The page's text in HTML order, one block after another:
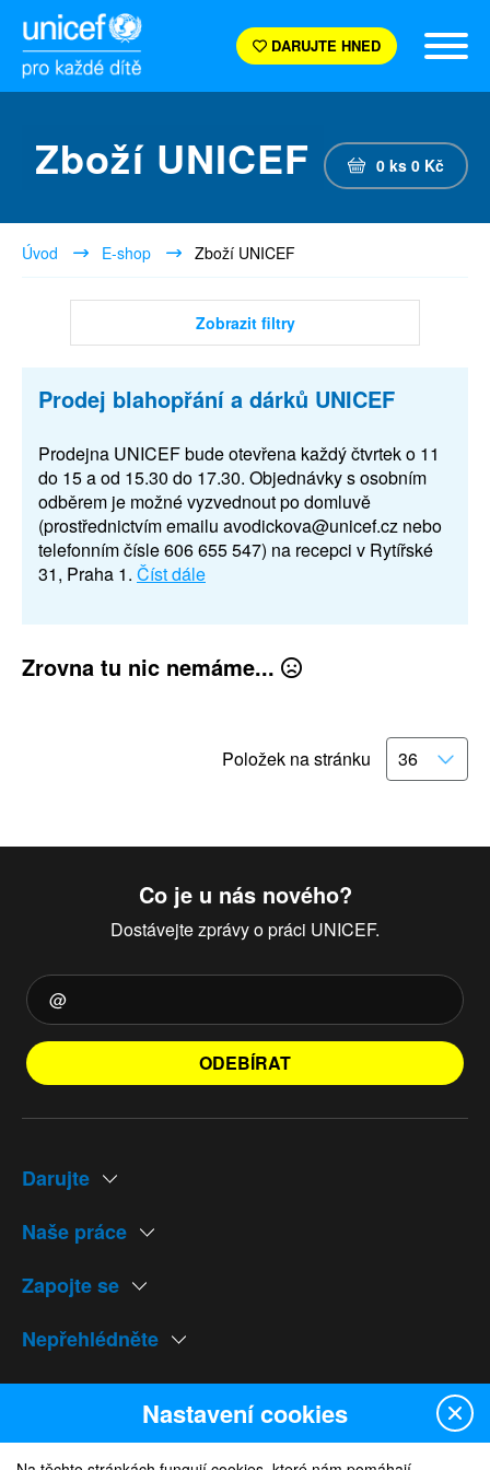
DARUJTE HNED
Zboží UNICEF 0 ks 0 Kč
Úvod E-shop Zboží UNICEF
Zobrazit filtry
Prodej blahopřání a dárků UNICEF
Prodejna UNICEF bude otevřena každý čtvrtek o 11
do 15 a od 15.30 do 17.30. Objednávky s osobním
odběrem je možné vyzvednout po domluvě
(prostřednictvím emailu avodickova@unicef.cz nebo
telefonním čísle 606 655 547) na recepci v Rytířské
31, Praha 1. Číst dále
Zrovna tu nic nemáme...
Položek na stránku
Co je u nás nového?
Dostávejte zprávy o práci UNICEF.
ODEBÍRAT
Darujte
Naše práce
Zapojte se
Nepřehlédněte
Naše weby
Nastavení cookies